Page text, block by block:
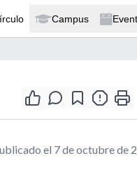
Campus
el 7 de octubre de